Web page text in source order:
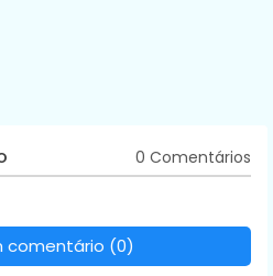
0 Comentários
comentário (0)